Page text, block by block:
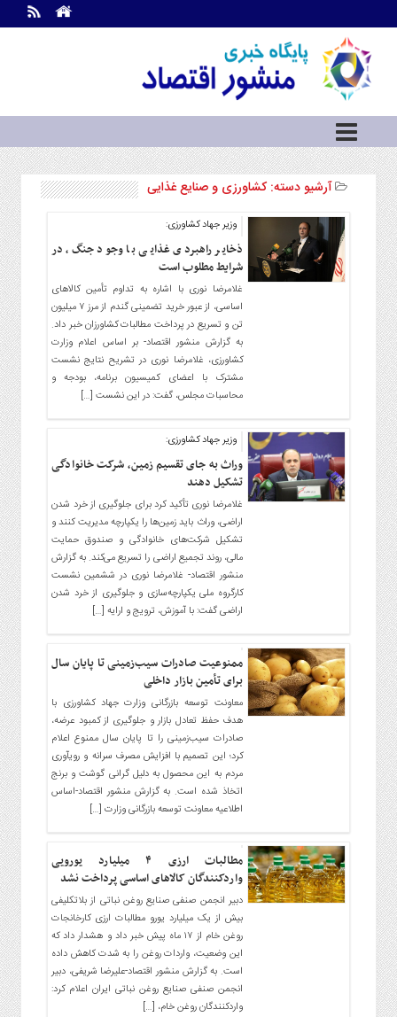
اطلاعات
تماس
ما
درباره
ما
سرویس
ها
سرمایه
و
بورس
و
شهری
گاز
و
پتروشیمی
و
خودرو
آپ
و
فن
آوری
،
بیمه
و
ارز
دیجیتال
و
صنایع
غذایی
و
بین
الملل
روز
آرشیو دسته:کشاورزی و صنایع غذایی
وزیر جهاد کشاورزی:
ذخایر راهبردی غذایی با وجود جنگ، در
شرایط مطلوب است
غلامرضا نوری با اشاره به تداوم تأمین کالاهای
اساسی، از عبور خرید تضمینی گندم از مرز ۷ میلیون
تن و تسریع در پرداخت مطالبات کشاورزان خبر داد.
به گزارش منشور اقتصاد- بر اساس اعلام وزارت
کشاورزی، غلامرضا نوری در تشریح نتایج نشست
مشترک با اعضای کمیسیون برنامه، بودجه و
محاسبات مجلس، گفت: در این نشست […]
وزیر جهاد کشاورزی:
وراث به جای تقسیم زمین، شرکت خانوادگی
تشکیل دهند
غلامرضا نوری تأکید کرد برای جلوگیری از خرد شدن
اراضی، وراث باید زمین‌ها را یکپارچه مدیریت کنند و
تشکیل شرکت‌های خانوادگی و صندوق حمایت
مالی، روند تجمیع اراضی را تسریع می‌کند. به گزارش
منشور اقتصاد- غلامرضا نوری در ششمین نشست
کارگروه ملی یکپارچه‌سازی و جلوگیری از خرد شدن
اراضی گفت: با آموزش، ترویج و ارایه […]
ممنوعیت صادرات سیب‌زمینی تا پایان سال
برای تأمین بازار داخلی
معاونت توسعه بازرگانی وزارت جهاد کشاورزی با
هدف حفظ تعادل بازار و جلوگیری از کمبود عرضه،
صادرات سیب‌زمینی را تا پایان سال ممنوع اعلام
کرد؛ این تصمیم با افزایش مصرف سرانه و رویآوری
مردم به این محصول به دلیل گرانی گوشت و برنج
اتخاذ شده است. به گزارش منشور اقتصاد-اساس
اطلاعیه معاونت توسعه بازرگانی وزارت […]
مطالبات ارزی ۴ میلیارد یورویی
واردکنندگان کالاهای اساسی پرداخت نشد
دبیر انجمن صنفی صنایع روغن نباتی از بلاتکلیفی
بیش از یک میلیارد یورو مطالبات ارزی کارخانجات
روغن خام از ۱۷ ماه پیش خبر داد و هشدار داد که
این وضعیت، واردات روغن را به شدت کاهش داده
است. به گزارش منشور اقتصاد-علیرضا شریفی، دبیر
انجمن صنفی صنایع روغن نباتی ایران اعلام کرد:
واردکنندگان روغن خام، […]